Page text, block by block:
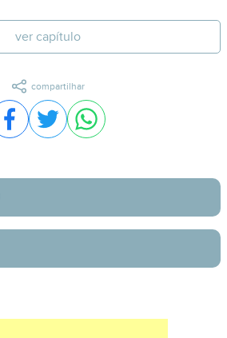
ver capítulo
compartilhar
Compartilhar no Facebook
Compartilhar no Twitter
Compartilhar no